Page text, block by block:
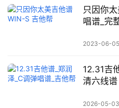
只因你
唱谱_完
2023-06-05
12.31吉
清六线谱
2026-05-03